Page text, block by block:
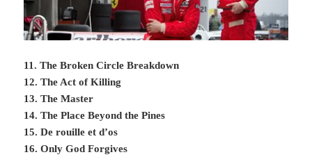
11. The Broken Circle Breakdown
12. The Act of Killing
13. The Master
14. The Place Beyond the Pines
15. De rouille et d’os
16. Only God Forgives